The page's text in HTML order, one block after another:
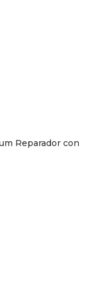
Reparador con